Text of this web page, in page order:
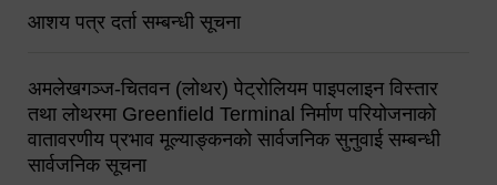
आशय पत्र दर्ता सम्बन्धी सूचना
अमलेखगञ्ज-चितवन (लोथर) पेट्रोलियम पाइपलाइन विस्तार
तथा लोथरमा Greenfield Terminal निर्माण परियोजनाको
वातावरणीय प्रभाव मूल्याङ्कनको सार्वजनिक सुनुवाई सम्बन्धी
सार्वजनिक सूचना